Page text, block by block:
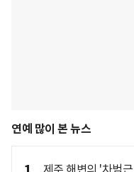
연예 많이 본 뉴스